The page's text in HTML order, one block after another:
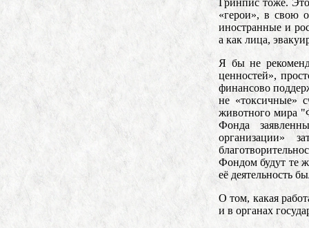
«герои», в свою
иностранные и
а как лица,
Я бы не
ценностей»,
финансово
не «токсичные»
животного мира
Фонда
организации»
Фондом будут те
её деятельность
О том, какая
и в органах